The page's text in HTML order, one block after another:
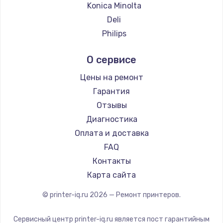
Заказать
Замена электроконфорки
Техобслуживание
900 руб.
Заказать
Установка / подключение / демонтаж
1300 руб.
Заказать
1400 руб.
Konica Minolta
Deli
Philips
Kodak
Sharp
TSC
Fujitsu
Godex
О сервисе
Цены на ремонт
Гарантия
Отзывы
Диагностика
Оплата и доставка
FAQ
Контакты
Карта сайта
© printer-iq.ru 2026 — Ремонт принтеров.
Сервисный центр printer-iq.ru является пост гарантийным